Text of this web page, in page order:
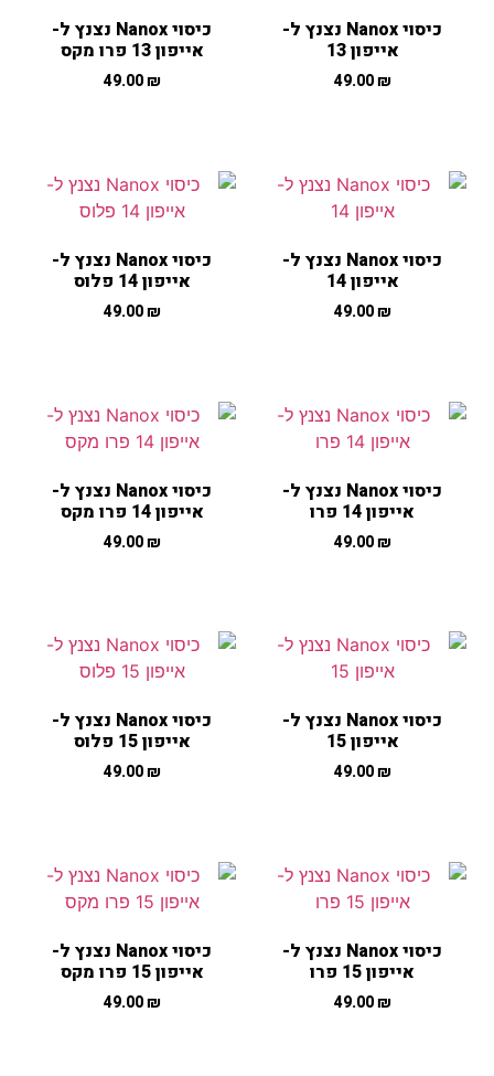
כיסוי Nanox נצנץ ל-
אייפון 13
49.00₪
כיסוי Nanox נצנץ ל-
אייפון 13 פרו מקס
49.00₪
כיסוי Nanox נצנץ ל-
אייפון 14
49.00₪
כיסוי Nanox נצנץ ל-
אייפון 14 פלוס
49.00₪
כיסוי Nanox נצנץ ל-
אייפון 14 פרו
49.00₪
כיסוי Nanox נצנץ ל-
אייפון 14 פרו מקס
49.00₪
כיסוי Nanox נצנץ ל-
אייפון 15
49.00₪
כיסוי Nanox נצנץ ל-
אייפון 15 פלוס
49.00₪
כיסוי Nanox נצנץ ל-
אייפון 15 פרו
49.00₪
כיסוי Nanox נצנץ ל-
אייפון 15 פרו מקס
49.00₪